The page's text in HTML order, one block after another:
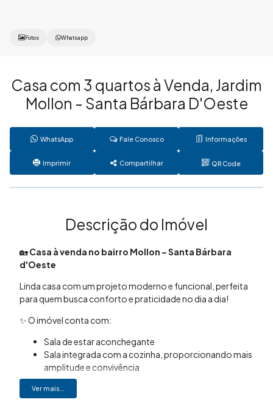
Fotos Whatsapp
Casa com 3 quartos à Venda, Jardim
Mollon - Santa Bárbara D'Oeste
WhatsApp Fale Conosco Informações
Imprimir Compartilhar QR Code
Descrição do Imóvel
🏡Casa à venda no bairro Mollon –Santa Bárbara
d'Oeste
Linda casa com um projeto moderno e funcional, perfeita
para quem busca conforto e praticidade no dia a dia!
✨ O imóvel conta com:
Sala de estar aconchegante
Sala integrada com a cozinha, proporcionando mais
amplitude e convivência
Banheiros com box já instalados
Acabamento com blindex em toda a casa, trazendo
Ver mais...